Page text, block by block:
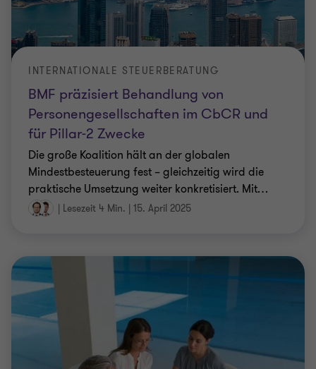
BMF präzisiert Behandlung von
Personengesellschaften im CbCR und
für Pillar-2 Zwecke
INTERNATIONALE STEUERBERATUNG
Die große Koalition hält an der globalen
Mindestbesteuerung fest – gleichzeitig wird die
praktische Umsetzung weiter konkretisiert. Mit…
| Lesezeit 4 Min. | 15. April 2025